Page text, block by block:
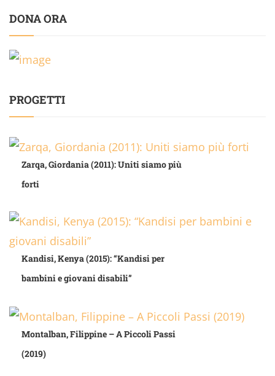
DONA ORA
PROGETTI
Zarqa, Giordania (2011): Uniti siamo più
forti
Kandisi, Kenya (2015): “Kandisi per
bambini e giovani disabili”
Montalban, Filippine – A Piccoli Passi
(2019)